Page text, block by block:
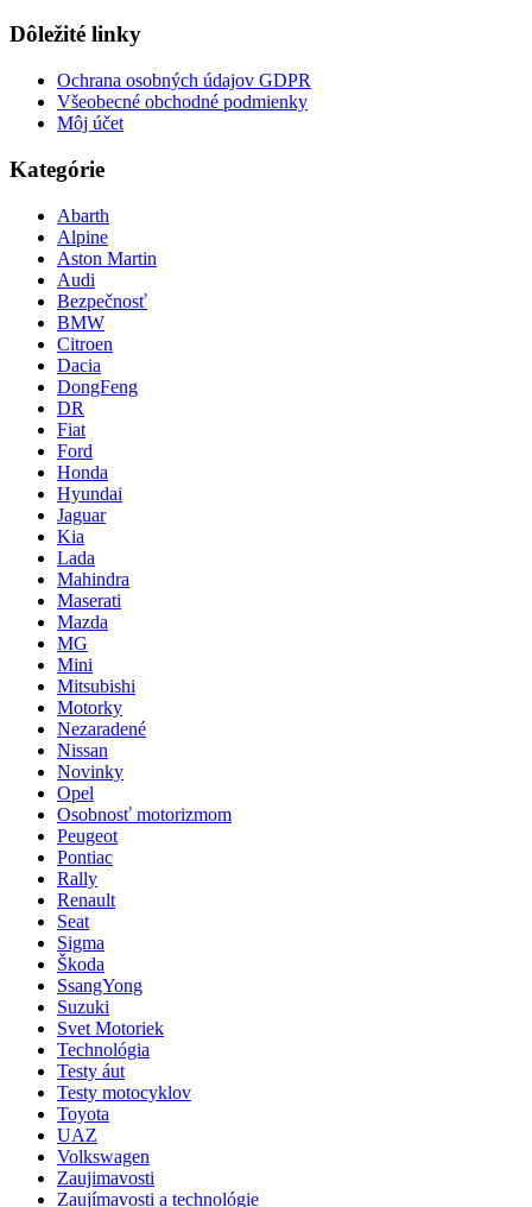
Dôležité linky
Ochrana osobných údajov GDPR
Všeobecné obchodné podmienky
Môj účet
Kategórie
Abarth
Alpine
Aston Martin
Audi
Bezpečnosť
BMW
Citroen
Dacia
DongFeng
DR
Fiat
Ford
Honda
Hyundai
Jaguar
Kia
Lada
Mahindra
Maserati
Mazda
MG
Mini
Mitsubishi
Motorky
Nezaradené
Nissan
Novinky
Opel
Osobnosť motorizmom
Peugeot
Pontiac
Rally
Renault
Seat
Sigma
Škoda
SsangYong
Suzuki
Svet Motoriek
Technológia
Testy áut
Testy motocyklov
Toyota
UAZ
Volkswagen
Zaujimavosti
Zaujímavosti a technológie